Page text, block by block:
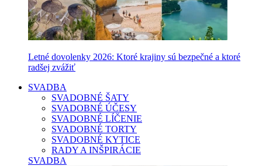
Letné dovolenky 2026: Ktoré krajiny sú bezpečné a ktoré
radšej zvážiť
SVADBA
SVADOBNÉ ŠATY
SVADOBNÉ ÚČESY
SVADOBNÉ LÍČENIE
SVADOBNÉ TORTY
SVADOBNÉ KYTICE
RADY A INŠPIRÁCIE
SVADBA